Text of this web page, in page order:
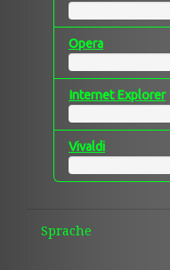
Opera
Internet Explorer
Vivaldi
Sprache